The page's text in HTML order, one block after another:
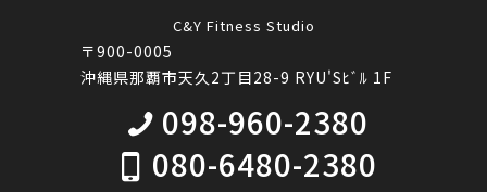
C&Y Fitness Studio
〒900-0005
沖縄県那覇市天久2丁目28-9 RYU'Sﾋﾞﾙ 1F
098-960-2380
080-6480-2380